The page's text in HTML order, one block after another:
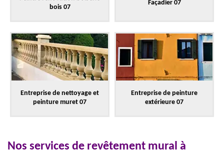
bois 07
Façadier 07
Entreprise de nettoyage et
peinture muret 07
Entreprise de peinture
extérieure 07
Nos services de revêtement mural à